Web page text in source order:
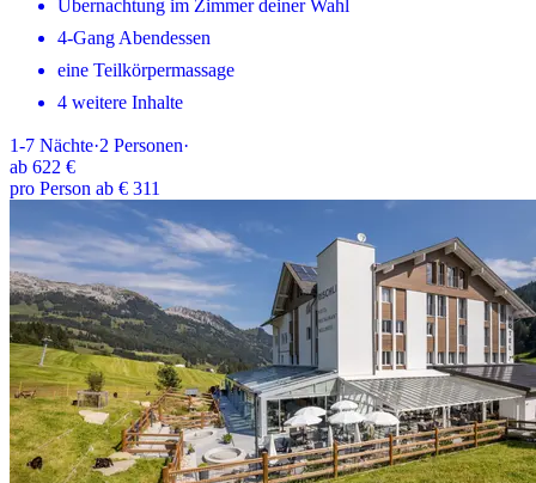
Übernachtung im Zimmer deiner Wahl
4-Gang Abendessen
eine Teilkörpermassage
4 weitere Inhalte
1-7 Nächte·2 Personen·
ab 622 €
pro Person ab € 311